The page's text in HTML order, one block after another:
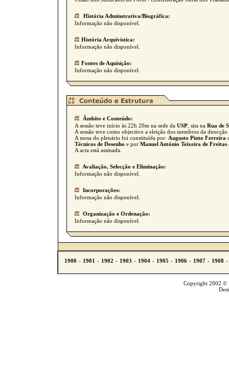
História Adminstrativa/Biográfica:
Informação não disponível.
História Arquívistica:
Informação não disponível.
Fontes de Aquisição:
Informação não disponível.
Âmbito e Conteúdo:
A sessão teve início às 22h 20m na sede da USP , sita na Rua de
A sessão teve como objectivo a eleição dos membros da
A mesa do plenário foi constituída por: Augusto Pinto Ferreira
Técnicos de Desenho e por Manuel António Teixeira de Freitas
A acta está assinada.
Avaliação, Selecção e Eliminação:
Informação não disponível.
Incorporações:
Informação não disponível.
Organização e Ordenação:
Informação não disponível.
Copyright 2002 ©